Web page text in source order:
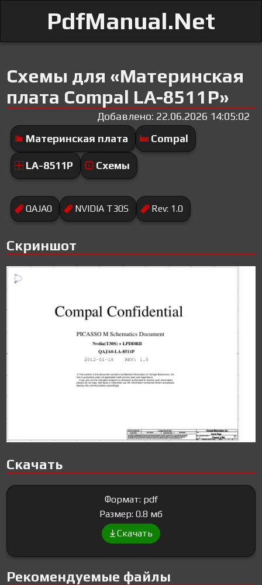
PdfManual.Net
Схемы для «Материнская
плата Compal LA-8511P»
Добавлено: 22.06.2026 14:05:02
Материнская плата
Compal
LA-8511P Схемы
QAJA0 NVIDIA T30S Rev: 1.0
Скриншот
Скачать
Формат: pdf
Размер: 0.8 мб
Скачать
Рекомендуемые файлы